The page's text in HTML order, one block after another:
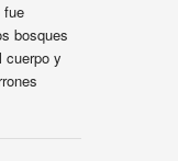
fue
bosques
cuerpo y